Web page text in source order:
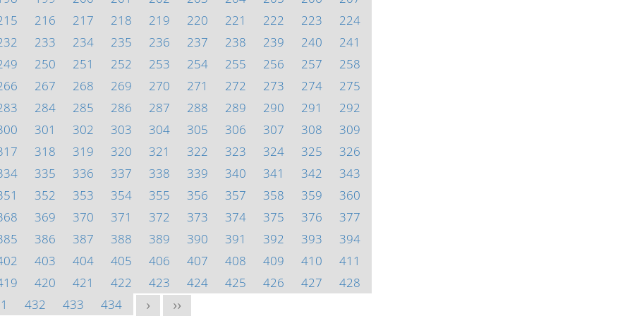
216 217 218 219 220 221 222 223
224
233 234 235 236 237 238 239 240
241
250 251 252 253 254 255 256 257
258
267 268 269 270 271 272 273 274
275
284 285 286 287 288 289 290 291
292
301 302 303 304 305 306 307 308
309
318 319 320 321 322 323 324 325
326
335 336 337 338 339 340 341 342
343
352 353 354 355 356 357 358 359
360
369 370 371 372 373 374 375 376
377
386 387 388 389 390 391 392 393
394
403 404 405 406 407 408 409 410
411
420 421 422 423 424 425 426 427
428
432 433 434 > >>